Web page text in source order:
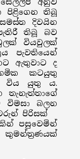
අනුව
පිළිගෙන තිබූ
දිවයින
තිබූ බව
වියවුලක්
පැවතියෙන්
ඇතුවාට ද
කටයුතු
විය යුතු ය.
විමසා බලන
පිරිසක්
පසුවෙමින්